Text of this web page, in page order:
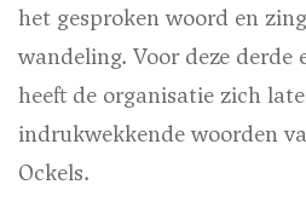
het gesproken woord en
wandeling. Voor deze
heeft de organisatie zich
indrukwekkende woorden
Ockels.